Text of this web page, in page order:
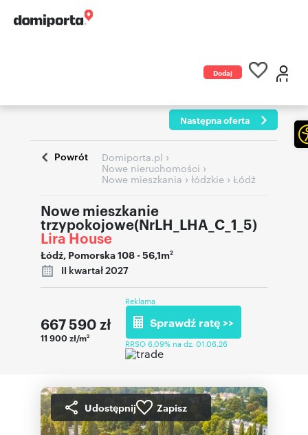
Dodaj
Następna oferta
Powrót Domiporta.pl ›
Nowe nieruchomości ›
Nowe mieszkania › łódzkie › Łódź
Nowe mieszkanie
trzypokojowe(NrLH_LHA_C_1_5)
Lira House
Łódź, Pomorska 108- 56,1m2
II kwartał 2027
667 590 zł
11 900 zł/m2
Reklama
Sprawdź ratę >>
RRSO 6,09% na dz. 01.06.26
Udostępnij Zapisz